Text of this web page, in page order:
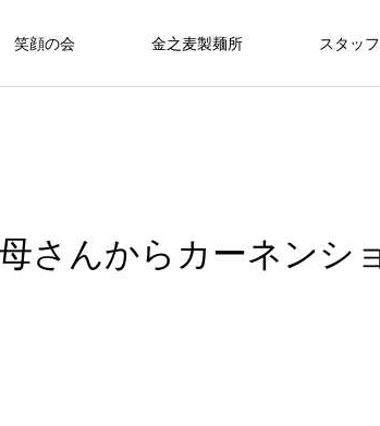
笑顔の会 金之麦製麺所 スタッ
さんからカーネンシ